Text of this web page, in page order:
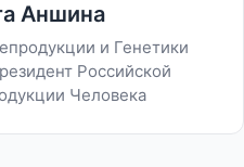
Аншина
и Генетики
Российской
Человека